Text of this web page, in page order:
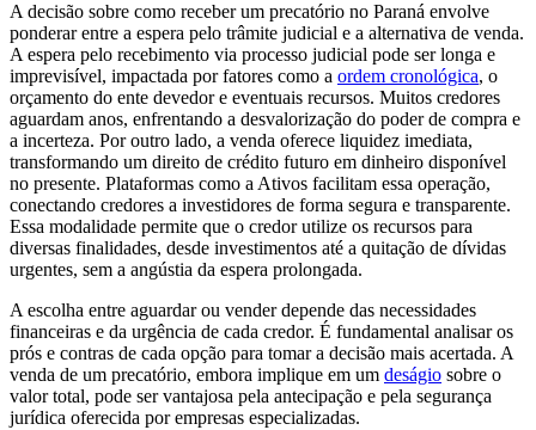
A decisão sobre como receber um precatório no Paraná envolve
ponderar entre a espera pelo trâmite judicial e a alternativa de venda.
A espera pelo recebimento via processo judicial pode ser longa e
imprevisível, impactada por fatores como a ordem cronológica, o
orçamento do ente devedor e eventuais recursos. Muitos credores
aguardam anos, enfrentando a desvalorização do poder de compra e
a incerteza. Por outro lado, a venda oferece liquidez imediata,
transformando um direito de crédito futuro em dinheiro disponível
no presente. Plataformas como a Ativos facilitam essa operação,
conectando credores a investidores de forma segura e transparente.
Essa modalidade permite que o credor utilize os recursos para
diversas finalidades, desde investimentos até a quitação de dívidas
urgentes, sem a angústia da espera prolongada.
A escolha entre aguardar ou vender depende das necessidades
financeiras e da urgência de cada credor. É fundamental analisar os
prós e contras de cada opção para tomar a decisão mais acertada. A
venda de um precatório, embora implique em um deságio sobre o
valor total, pode ser vantajosa pela antecipação e pela segurança
jurídica oferecida por empresas especializadas.